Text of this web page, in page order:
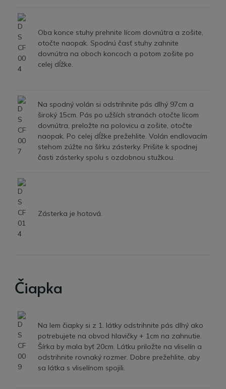
Oba konce stuhy prehnite lícom dovnútra a zošite,
otočte naopak. Spodnú časť stuhy zahnite
dovnútra na oboch koncoch a potom zošite po
celej dĺžke.
Na spodný volán si odstrihnite pás dlhý 97cm a
široký 15cm. Pás po užších stranách otočte lícom
dovnútra, preložte na polovicu a zošite, otočte
naopak. Po celej dĺžke prežehlite. Volán endlovacím
stehom zúžte na šírku zásterky. Prišite k spodnej
časti zásterky spolu s ozdobnou stužkou.
Zásterka je hotová.
Čiapka
Na lem čiapky si z 1. látky odstrihnite pás dlhý ako
potrebujete na obvod hlavičky + 1cm na zahnutie.
Šírka by mala byť 20cm. Látku priložte na vliselín a
odstrihnite rovnaký rozmer. Dobre prežehlite, aby
sa látka s vliselínom spojili.